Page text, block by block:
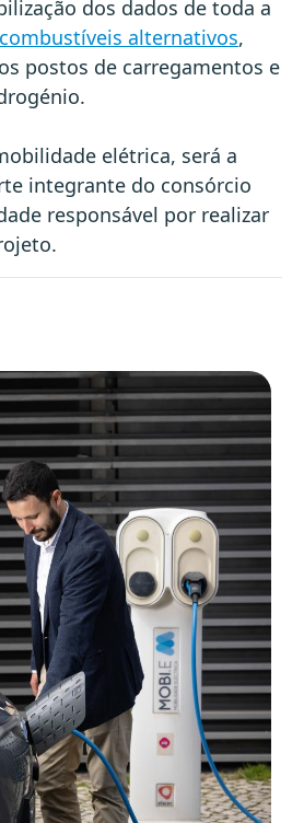
dos dados de toda a
alternativos,
postos de carregamentos e
elétrica, será a
integrante do consórcio
responsável por realizar